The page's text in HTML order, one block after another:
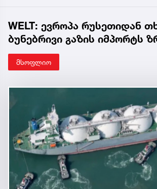
WELT: ევროპა რუსეთიდან
ბუნებრივი გაზის იმპორტს
მსოფლიო